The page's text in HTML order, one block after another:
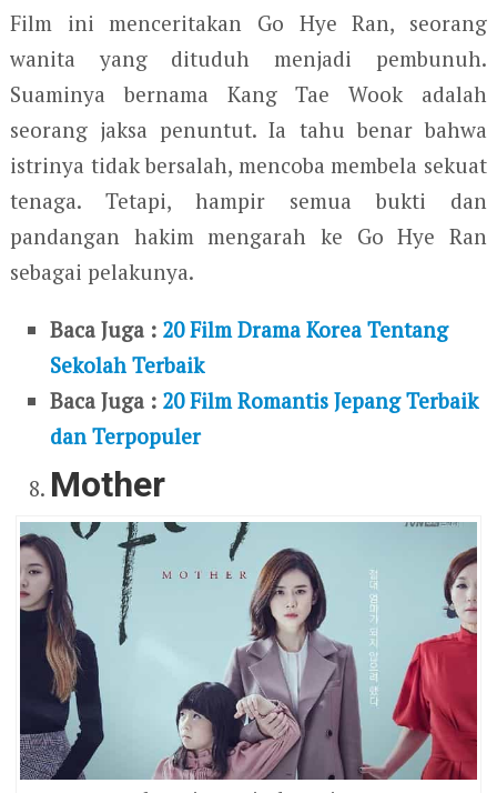
Film ini menceritakan Go Hye Ran, seorang
wanita yang dituduh menjadi pembunuh.
Suaminya bernama Kang Tae Wook adalah
seorang jaksa penuntut. Ia tahu benar bahwa
istrinya tidak bersalah, mencoba membela sekuat
tenaga. Tetapi, hampir semua bukti dan
pandangan hakim mengarah ke Go Hye Ran
sebagai pelakunya.
Baca Juga : 20 Film Drama Korea Tentang
Sekolah Terbaik
Baca Juga : 20 Film Romantis Jepang Terbaik
dan Terpopuler
Mother